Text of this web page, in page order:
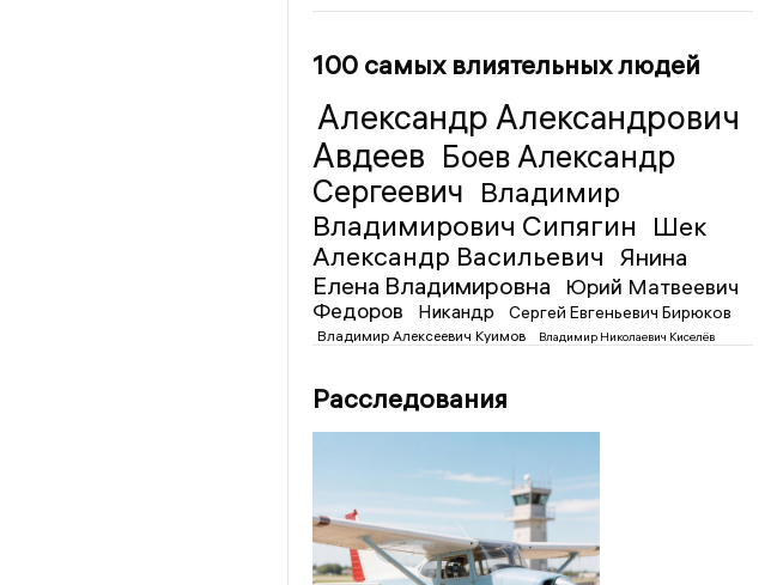
100 самых влиятельных людей
Александр Александрович
Авдеев Боев Александр
Сергеевич Владимир
Владимирович Сипягин Шек
Александр Васильевич
Янина
Елена Владимировна
Юрий Матвеевич
Федоров
Никандр Сергей Евгеньевич Бирюков
Владимир Алексеевич Куимов Владимир Николаевич Киселёв
Расследования